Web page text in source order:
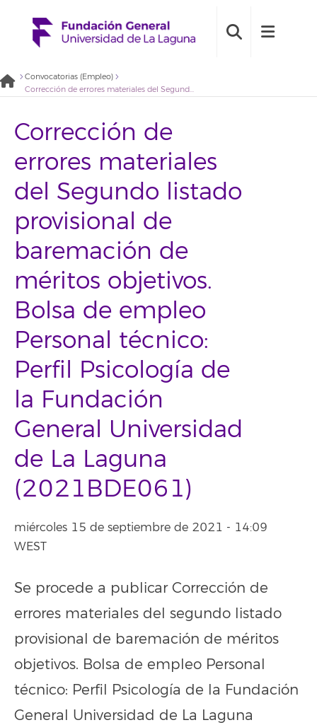
Convocatorias (Empleo)
Corrección de errores materiales del Segundo listado provisional de baremación de méritos objetivos. Bolsa de empleo Personal técnico: Perfil Psicología de la Fundación General Universidad de La Laguna (2021BDE061)
Corrección de
errores materiales
del Segundo listado
provisional de
baremación de
méritos objetivos.
Bolsa de empleo
Personal técnico:
Perfil Psicología de
la Fundación
General Universidad
de La Laguna
(2021BDE061)
miércoles 15 de septiembre de 2021 - 14:09
WEST
Se procede a publicar Corrección de
errores materiales del segundo listado
provisional de baremación de méritos
objetivos. Bolsa de empleo Personal
técnico: Perfil Psicología de la Fundación
General Universidad de La Laguna